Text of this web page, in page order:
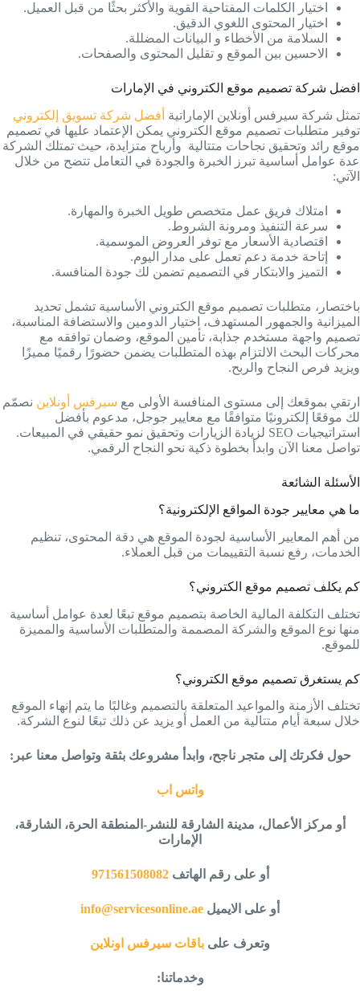
اختيار الكلمات المفتاحية القوية والأكثر بحثًا من قبل العميل.
اختيار المحتوى اللغوي الدقيق.
السلامة من الأخطاء و البيانات المضللة.
الاحسين بين الموقع و تقليل المحتوى والصفحات.
افضل شركة تصميم موقع الكتروني في الإمارات
تمثل شركة سيرفس أونلاين الإماراتية أفضل شركة تسويق إلكتروني
توفير متطلبات تصميم موقع الكتروني يمكن الإعتماد عليها في تصميم
موقع رائد وتحقيق نجاحات متتالية وأرباح متزايدة، حيث تمتلك الشركة
عدة عوامل أساسية تبرز الخبرة والجودة في التعامل تتضح من خلال
الآتي:
امتلاك فريق عمل متخصص طويل الخبرة والمهارة.
سرعة التنفيذ ومرونة الشروط.
اقتصادية الأسعار مع توفر العروض الموسمية.
إتاحة خدمة دعم تعمل على مدار اليوم.
التميز والابتكار في التصميم تضمن لك جودة المنافسة.
باختصار، متطلبات تصميم موقع الكتروني الأساسية تشمل تحديد
الميزانية والجمهور المستهدف، اختيار الدومين والاستضافة المناسبة،
تصميم واجهة مستخدم جذابة، تأمين الموقع، وضمان توافقه مع
محركات البحث الالتزام بهذه المتطلبات يضمن حضورًا رقميًا مميزًا
ويزيد فرص النجاح والربح.
ارتقي بموقعك إلى مستوى المنافسة الأولى مع سيرفس أونلاين نصمّم
لك موقعًا إلكترونيًا متوافقًا مع معايير جوجل، مدعوم بأفضل
استراتيجيات SEO لزيادة الزيارات وتحقيق نمو حقيقي في المبيعات.
تواصل معنا الآن وابدأ بخطوة ذكية نحو النجاح الرقمي.
الأسئلة الشائعة
ما هي معايير جودة المواقع الإلكترونية؟
من أهم المعايير الأساسية لجودة الموقع هي دقة المحتوى، تنظيم
الخدمات، رفع نسبة التقييمات من قبل العملاء.
كم يكلف تصميم موقع الكتروني؟
تختلف التكلفة المالية الخاصة بتصميم موقع تبعًا لعدة عوامل أساسية
منها نوع الموقع والشركة المصممة والمتطلبات الأساسية والمميزة
للموقع.
كم يستغرق تصميم موقع الكتروني؟
تختلف الأزمنة والمواعيد المتعلقة بالتصميم وغالبًا ما يتم إنهاء الموقع
خلال سبعة أيام متتالية من العمل أو يزيد عن ذلك تبعًا لنوع الشركة.
حول فكرتك إلى متجر ناجح، وابدأ مشروعك بثقة وتواصل معنا عبر:
واتس اب
أو ﻣﺮﻛﺰ اﻷﻋﻤﺎل، ﻣﺪﻳﻨﺔ اﻟﺸﺎرﻗﺔ ﻟﻠﻨﺸﺮ-اﻟﻤﻨﻄﻘﺔ اﻟﺤﺮة، اﻟﺸﺎرﻗﺔ،
اﻹﻣﺎرات
أو على رقم الهاتف971561508082
أو على الايميل info@servicesonline.ae
وتعرف على باقات سيرفس اونلاين
وخدماتنا: